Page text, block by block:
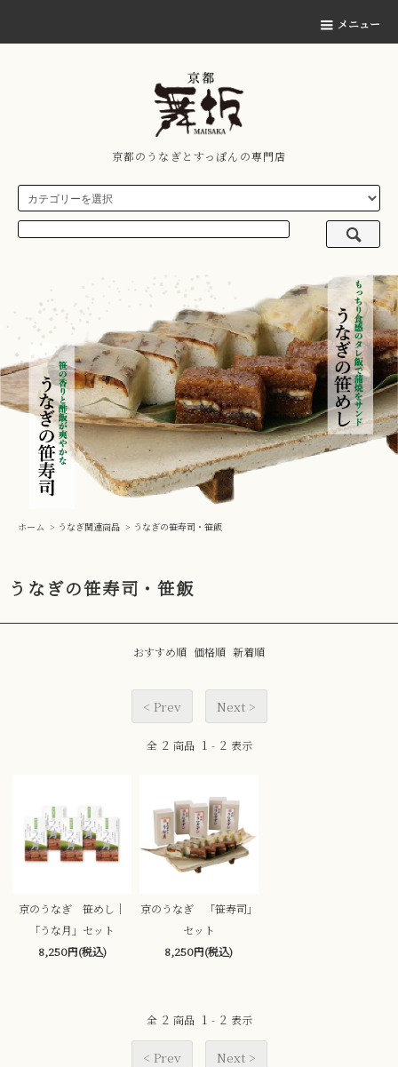
メニュー
京都のうなぎとすっぽんの専門店
ホーム > うなぎ関連商品 > うなぎの笹寿司・笹飯
うなぎの笹寿司・笹飯
おすすめ順 価格順 新着順
< Prev Next >
全 2 商品 1 - 2 表示
京のうなぎ 笹めし｜
「うな月」セット
8,250円(税込)
京のうなぎ 「笹寿司」
セット
8,250円(税込)
全 2 商品 1 - 2 表示
< Prev Next >